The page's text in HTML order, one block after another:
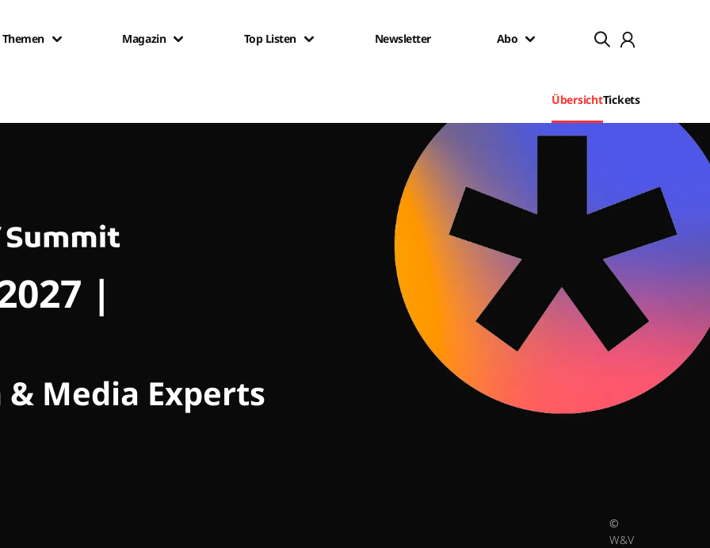
Themen Magazin Top Listen Newsletter Abo
ÜbersichtTickets
|
& Media Experts
©
W&V